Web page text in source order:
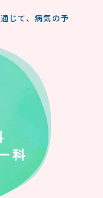
じて、病気の予